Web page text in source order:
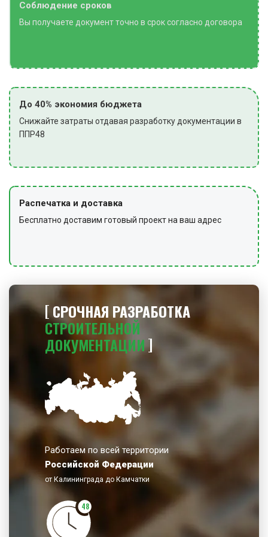
Соблюдение сроков
Вы получаете документ точно в срок согласно договора
До 40% экономия бюджета
Снижайте затраты отдавая разработку документации в
ППР48
Распечатка и доставка
Бесплатно доставим готовый проект на ваш адрес
СРОЧНАЯ РАЗРАБОТКА
СТРОИТЕЛЬНОЙ
ДОКУМЕНТАЦИИ
Работаем по всей территории
Российской Федерации
от Калининграда до Камчатки
48